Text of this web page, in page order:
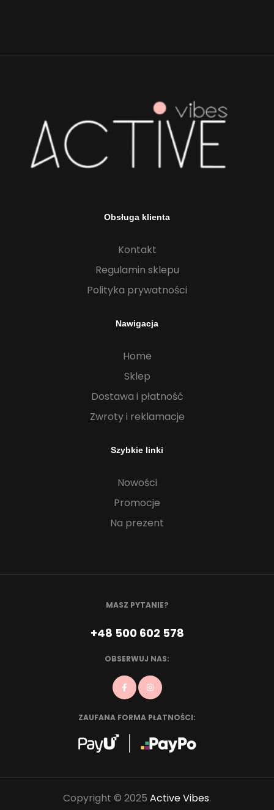
Obsługa klienta
Kontakt
Regulamin sklepu
Polityka prywatności
Nawigacja
Home
Sklep
Dostawa i płatność
Zwroty i reklamacje
Szybkie linki
Nowości
Promocje
Na prezent
MASZ PYTANIE?
+48 500 602 578
OBSERWUJ NAS:
ZAUFANA FORMA PŁATNOŚCI:
Copyright © 2025 Active Vibes.